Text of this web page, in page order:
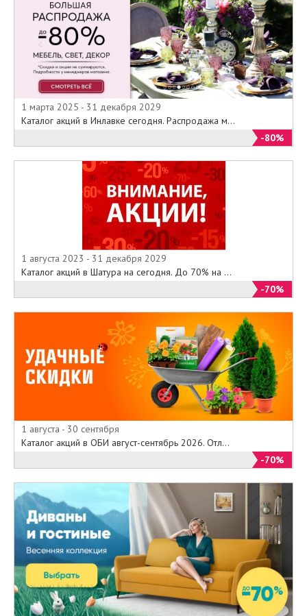
1 марта 2025 - 31 декабря 2029
Каталог акций в Инлавке сегодня. Распродажа м...
-80%
1 августа 2023 - 31 декабря 2029
Каталог акций в Шатура на сегодня. До 70% на ...
-70%
1 августа - 30 сентября
Каталог акций в ОБИ август-сентябрь 2026. Отл...
-70%